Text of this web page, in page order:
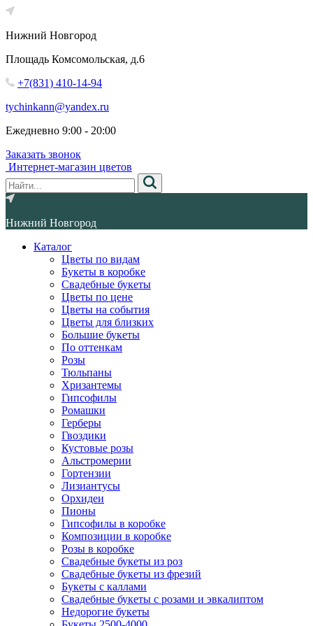
Нижний Новгород
Площадь Комсомольская, д.6
+7(831) 410-14-94
tychinkann@yandex.ru
Ежедневно 9:00 - 20:00
Заказать звонок
Интернет-магазин цветов
Нижний Новгород
Каталог
Цветы по видам
Букеты в коробке
Свадебные букеты
Цветы по цене
Цветы на события
Цветы для близких
Большие букеты
По оттенкам
Розы
Тюльпаны
Хризантемы
Гипсофилы
Ромашки
Герберы
Гвоздики
Кустовые розы
Альстромерии
Гортензии
Лизиантусы
Орхидеи
Пионы
Гипсофилы в коробке
Композиции в коробке
Розы в коробке
Свадебные букеты из роз
Свадебные букеты из фрезий
Букеты с каллами
Свадебные букеты с розами и эвкалиптом
Недорогие букеты